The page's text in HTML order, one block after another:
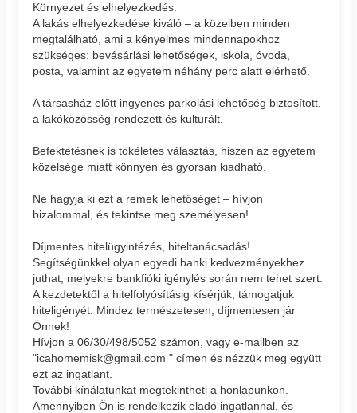
Környezet és elhelyezkedés:
A lakás elhelyezkedése kiváló – a közelben minden
megtalálható, ami a kényelmes mindennapokhoz
szükséges: bevásárlási lehetőségek, iskola, óvoda,
posta, valamint az egyetem néhány perc alatt elérhető.
A társasház előtt ingyenes parkolási lehetőség biztosított,
a lakóközösség rendezett és kulturált.
Befektetésnek is tökéletes választás, hiszen az egyetem
közelsége miatt könnyen és gyorsan kiadható.
Ne hagyja ki ezt a remek lehetőséget – hívjon
bizalommal, és tekintse meg személyesen!
Díjmentes hitelügyintézés, hiteltanácsadás!
Segítségünkkel olyan egyedi banki kedvezményekhez
juthat, melyekre bankfióki igénylés során nem tehet szert.
A kezdetektől a hitelfolyósításig kísérjük, támogatjuk
hiteligényét. Mindez természetesen, díjmentesen jár
Önnek!
Hívjon a 06/30/498/5052 számon, vagy e-mailben az
"icahomemisk@gmail.com " címen és nézzük meg együtt
ezt az ingatlant.
További kínálatunkat megtekintheti a honlapunkon.
Amennyiben Ön is rendelkezik eladó ingatlannal, és